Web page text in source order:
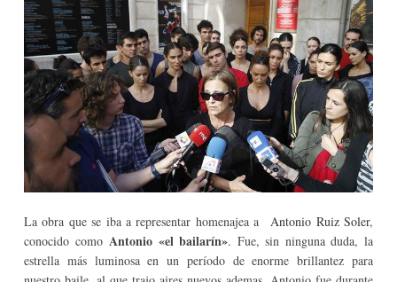
La obra que se iba a representar homenajea a Antonio Ruiz Soler,
conocido como Antonio «el bailarín». Fue, sin ninguna duda, la
estrella más luminosa en un período de enorme brillantez para